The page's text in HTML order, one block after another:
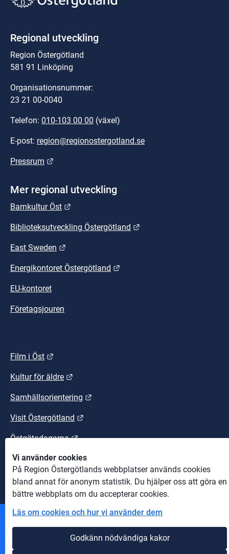
Vi använder cookies
På Region Östergötlands webbplatser används cookies
bland annat för anonym statistik. Du hjälper oss att göra en
bättre webbplats om du accepterar cookies.
Läs om cookies och hur vi använder dem
Godkänn nödvändiga kakor
Regional utveckling
Region Östergötland
581 91 Linköping
Organisationsnummer:
23 21 00-0040
Telefon: 010-103 00 00 (växel)
E-post: region@regionostergotland.se
Pressrum
Mer regional utveckling
Barnkultur Öst
Biblioteksutveckling Östergötland
East Sweden
Energikontoret Östergötland
EU-kontoret
Företagsjouren
Film i Öst
Kultur för äldre
Samhällsorientering
Visit Östergötland
Östgötadagarna Länk till annan webbplats.
Östgötaleden Länk till annan webbplats.
Andra webbplatser
Information om cookies